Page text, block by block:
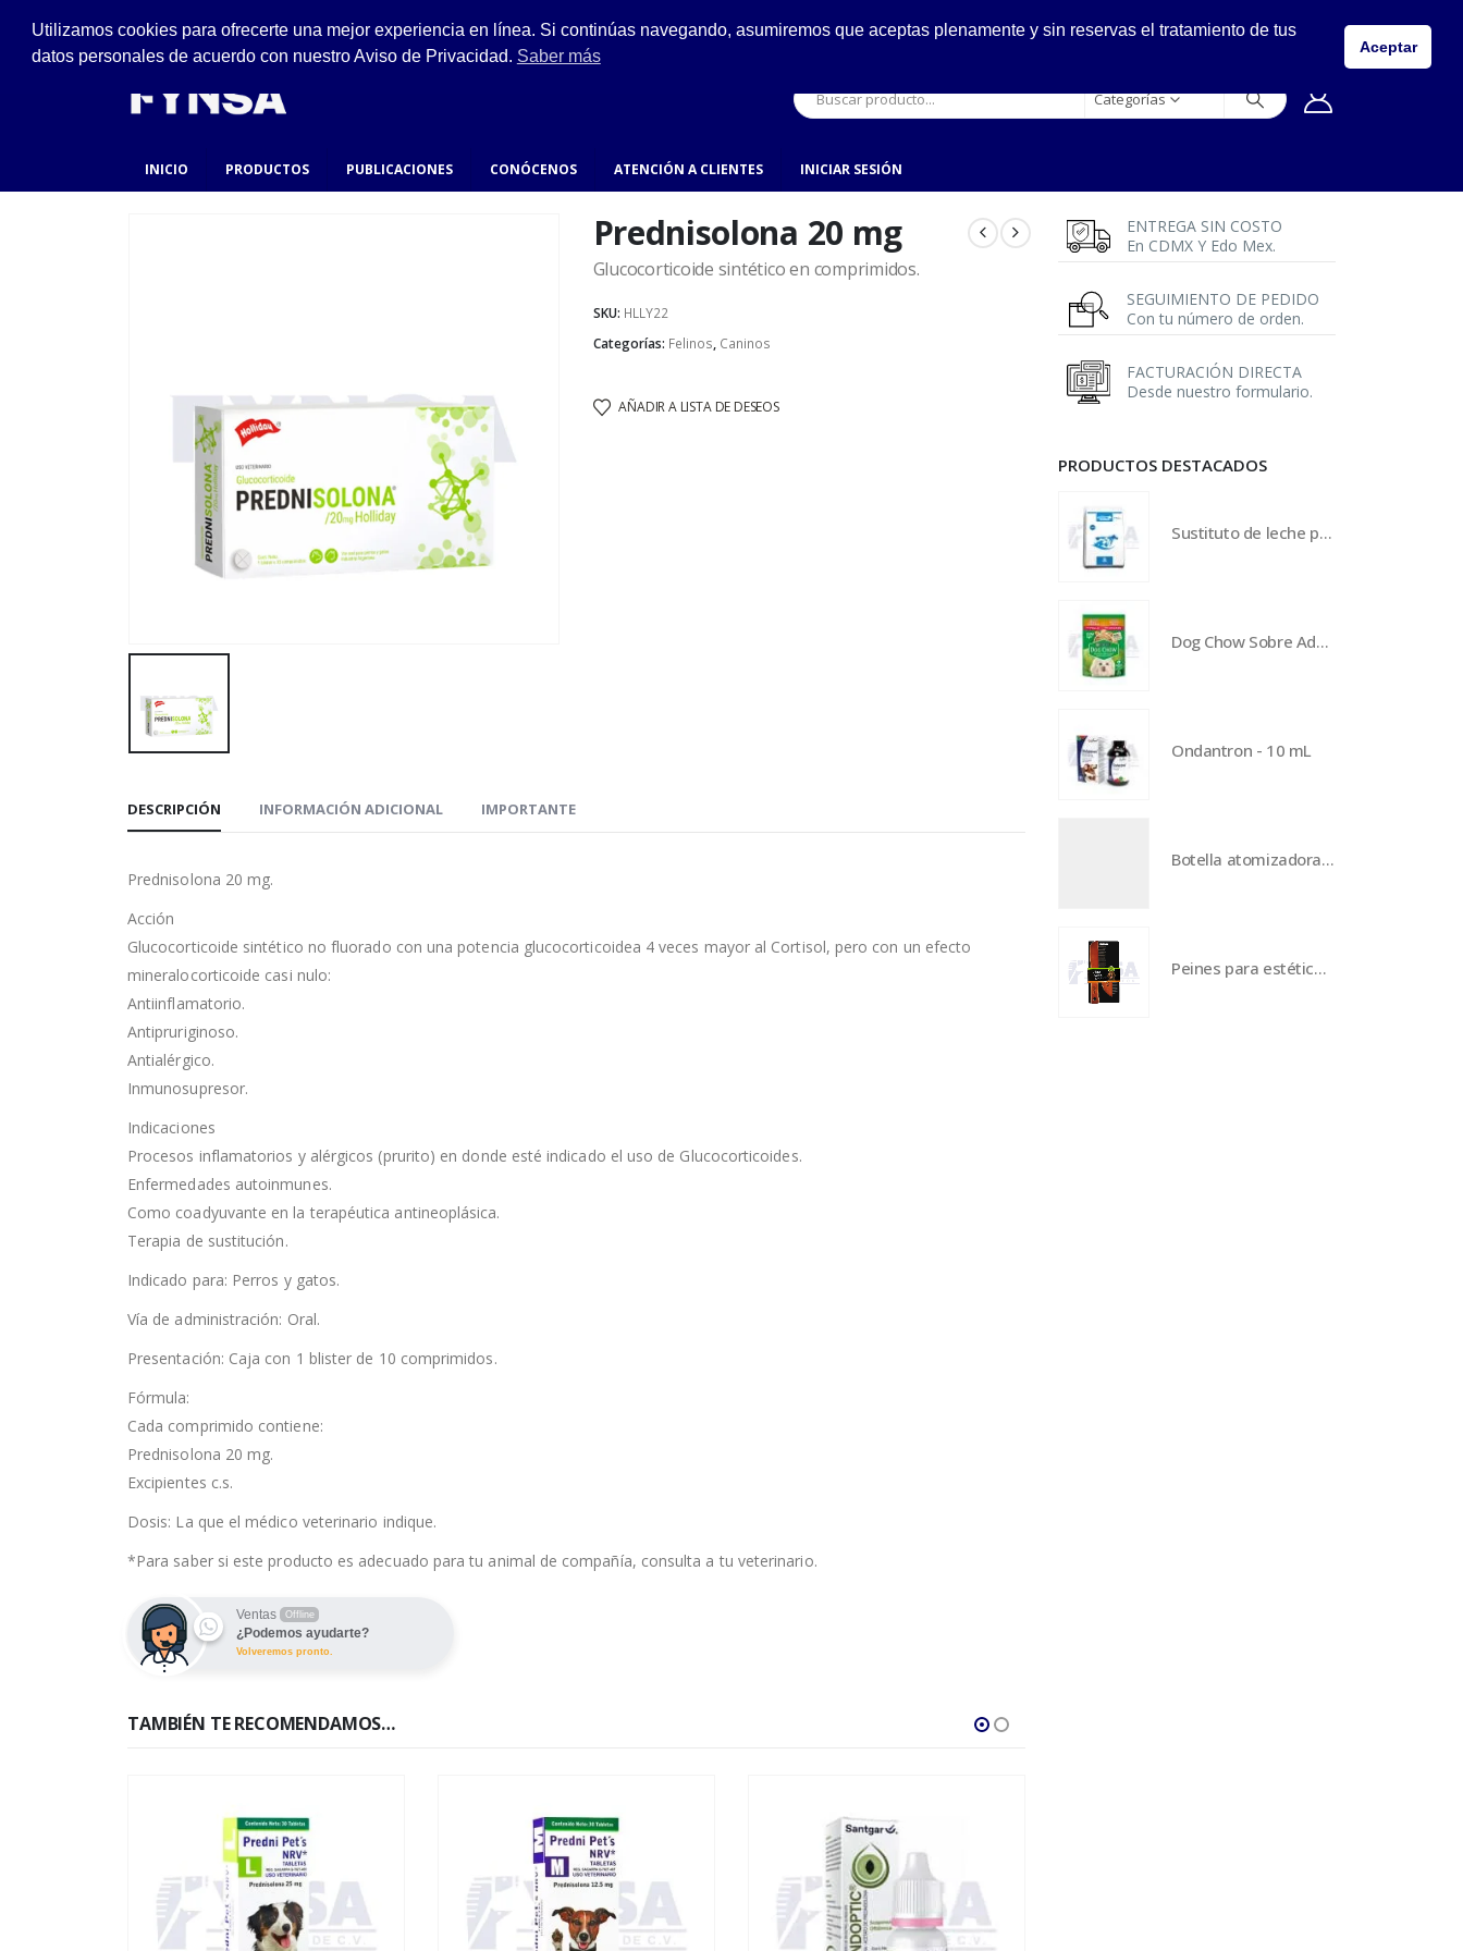
Ejido #94, San Felipe de Jesús, Gustavo A. Madero. hola@fynsa.mx 5557149400
Categorías
INICIO PRODUCTOS PUBLICACIONES CONÓCENOS ATENCIÓN A CLIENTES INICIAR SESIÓN
Prednisolona 20 mg
Glucocorticoide sintético en comprimidos.
SKU: HLLY22
Categorías: Felinos, Caninos
AÑADIR A LISTA DE DESEOS
DESCRIPCIÓN INFORMACIÓN ADICIONAL IMPORTANTE
Prednisolona 20 mg.
Acción
Glucocorticoide sintético no fluorado con una potencia glucocorticoidea 4 veces mayor al Cortisol, pero con un efecto
mineralocorticoide casi nulo:
Antiinflamatorio.
Antipruriginoso.
Antialérgico.
Inmunosupresor.
Indicaciones
Procesos inflamatorios y alérgicos (prurito) en donde esté indicado el uso de Glucocorticoides.
Enfermedades autoinmunes.
Como coadyuvante en la terapéutica antineoplásica.
Terapia de sustitución.
Indicado para: Perros y gatos.
Vía de administración: Oral.
Presentación: Caja con 1 blister de 10 comprimidos.
Fórmula:
Cada comprimido contiene:
Prednisolona 20 mg.
Excipientes c.s.
Dosis: La que el médico veterinario indique.
*Para saber si este producto es adecuado para tu animal de compañía, consulta a tu veterinario.
Ventas Offline
¿Podemos ayudarte?
Volveremos pronto.
TAMBIÉN TE RECOMENDAMOS…
SIN EXISTENCIAS
ENTREGA SIN COSTO
En CDMX Y Edo Mex.
SEGUIMIENTO DE PEDIDO
Con tu número de orden.
FACTURACIÓN DIRECTA
Desde nuestro formulario.
PRODUCTOS DESTACADOS
Sustituto de leche para becerros - 5 kg
Dog Chow Sobre Adultos Minis y pequeños - Pollo
Ondantron - 10 mL
Botella atomizadora - 300 ml
Peines para estética e higiene
Utilizamos cookies para ofrecerte una mejor experiencia en línea. Si continúas navegando, asumiremos que aceptas plenamente y sin reservas el tratamiento de tus
datos personales de acuerdo con nuestro Aviso de Privacidad. Saber más Aceptar